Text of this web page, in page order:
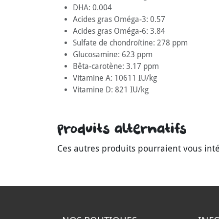
DHA: 0.004
Acides gras Oméga-3: 0.57
Acides gras Oméga-6: 3.84
Sulfate de chondroïtine: 278 ppm
Glucosamine: 623 ppm
Bêta-carotène: 3.17 ppm
Vitamine A: 10611 IU/kg
Vitamine D: 821 IU/kg
Produits alternatifs
Ces autres produits pourraient vous